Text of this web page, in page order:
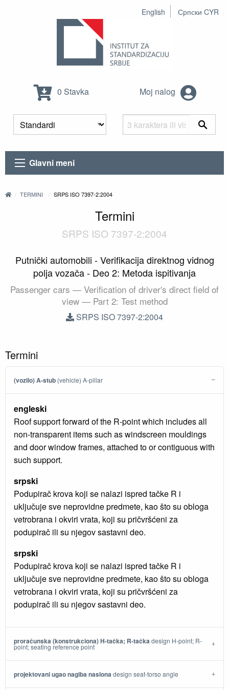
English Српски CYR
0 Stavka Moj nalog
Glavni meni
TERMINI SRPS ISO 7397-2:2004
Termini
SRPS ISO 7397-2:2004
Putnički automobili - Verifikacija direktnog vidnog
polja vozača - Deo 2: Metoda ispitivanja
Passenger cars — Verification of driver's direct field of
view — Part 2: Test method
SRPS ISO 7397-2:2004
Termini
(vozilo) A-stub (vehicle) A-pillar
engleski
Roof support forward of the R-point which includes all
non-transparent items such as windscreen mouldings
and door window frames, attached to or contiguous with
such support.
srpski
Podupirač krova koji se nalazi ispred tačke R i
uključuje sve neprovidne predmete, kao što su obloga
vetrobrana i okviri vrata, koji su pričvršćeni za
podupirač ili su njegov sastavni deo.
srpski
Podupirač krova koji se nalazi ispred tačke R i
uključuje sve neprovidne predmete, kao što su obloga
vetrobrana i okviri vrata, koji su pričvršćeni za
podupirač ili su njegov sastavni deo.
proračunska (konstrukciona) H-tačka; R-tačkadesign H-point; R-
point; seating reference point
projektovani ugao nagiba naslonadesign seat-torso angle